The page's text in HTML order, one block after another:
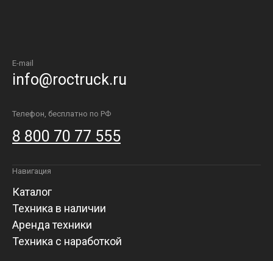
E-mail
info@roctruck.ru
Телефон, бесплатно по РФ
8 800 70 77 555
Навигация
Каталог
Техника в наличии
Аренда техники
Техника с наработкой